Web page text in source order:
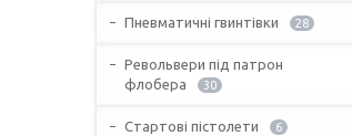
Пневматичні гвинтівки 28
Револьвери під патрон
флобера
30
Стартові пістолети 6